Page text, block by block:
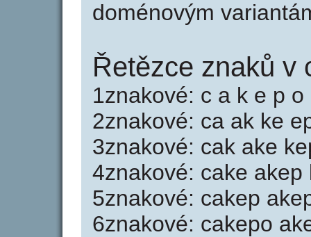
doménovým
Řetězce znaků v
1znakové: c a k e p o
2znakové: ca ak ke
3znakové: cak ake
4znakové: cake akep
5znakové: cakep
6znakové: cakepo